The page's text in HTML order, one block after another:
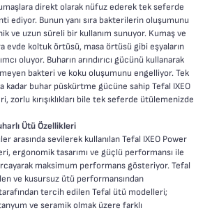
direkt olarak nüfuz ederek tek seferde
ediyor. Bunun yanı sıra bakterilerin oluşumunu
ve uzun süreli bir kullanım sunuyor. Kumaş ve
evde koltuk örtüsü, masa örtüsü gibi eşyaların
oluyor. Buharın arındırıcı gücünü kullanarak
bakteri ve koku oluşumunu engelliyor. Tek
kadar buhar püskürtme gücüne sahip Tefal IXEO
zorlu kırışıklıkları bile tek seferde ütülemenizde
Ütü Özellikleri
arasında sevilerek kullanılan Tefal IXEO Power
ergonomik tasarımı ve güçlü performansı ile
maksimum performans gösteriyor. Tefal
ve kusursuz ütü performansından
tercih edilen Tefal ütü modelleri;
ve seramik olmak üzere farklı